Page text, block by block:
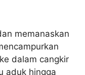
memanaskan
dalam cangkir
aduk hingga